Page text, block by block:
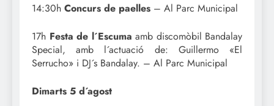
14:30h Concurs de paelles – Al Parc Municipal
17h Festa de l´Escuma amb discomòbil Bandalay
Special, amb l´actuació de: Guillermo «El
Serrucho» i DJ´s Bandalay. – Al Parc Municipal
Dimarts 5 d´agost